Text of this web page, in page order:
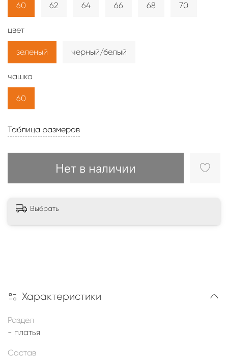
Таблица размеров
Нет в наличии
60 62 64 66 68 70
цвет
зеленый черный/белый
чашка
60
Выбрать
Характеристики
Раздел
- платья
Состав